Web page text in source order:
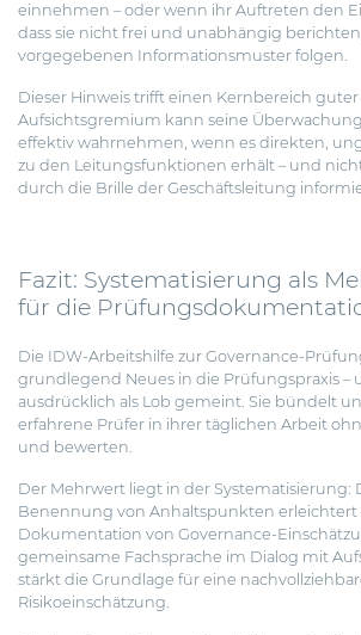
einnehmen – oder wenn ihr Auftreten den
dass sie nicht frei und unabhängig
vorgegebenen Informationsmuster folgen.
Dieser Hinweis trifft einen Kernbereich guter
Aufsichtsgremium kann seine
effektiv wahrnehmen, wenn es direkten,
zu den Leitungsfunktionen erhält – und
durch die Brille der Geschäftsleitung
Fazit: Systematisierung als
für die
Die IDW-Arbeitshilfe zur Governance-
grundlegend Neues in die Prüfungspraxis –
ausdrücklich als Lob gemeint. Sie bündelt
erfahrene Prüfer in ihrer täglichen Arbeit
und bewerten.
Der Mehrwert liegt in der Systematisierung:
Benennung von Anhaltspunkten
Dokumentation von Governance-
gemeinsame Fachsprache im Dialog mit
stärkt die Grundlage für eine
Risikoeinschätzung.